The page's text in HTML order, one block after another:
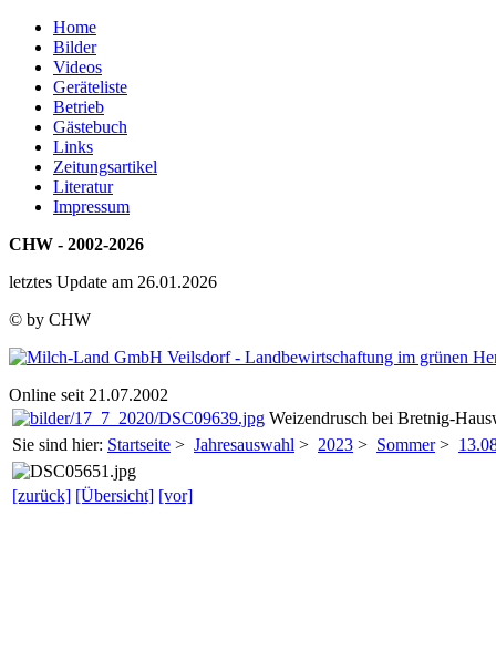
Home
Bilder
Videos
Geräteliste
Betrieb
Gästebuch
Links
Zeitungsartikel
Literatur
Impressum
CHW - 2002-2026
letztes Update am 26.01.2026
© by CHW
Online seit 21.07.2002
Weizendrusch bei Bretnig-
Sie sind hier: Startseite > Jahresauswahl > 2023 > Sommer>
[zurück] [Übersicht] [vor]